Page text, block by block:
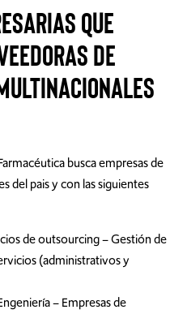
QUE
DE
busca empresas de
del pais y con las siguientes
de outsourcing – Gestión de
(administrativos y
– Empresas de